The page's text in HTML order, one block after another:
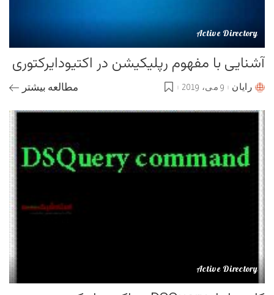
Active Directory
آشنایی با مفهوم رپلیکیشن در اکتیودایرکتوری
Postedرایان 9 می، 2019 مطالعه بیشتر
Active Directory